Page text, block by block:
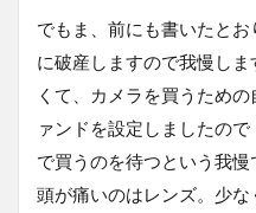
でもま、前にも書いたと
に破産しますので我慢し
くて、カメラを買うため
ァンドを設定しましたの
で買うのを待つという我慢
頭が痛いのはレンズ。少